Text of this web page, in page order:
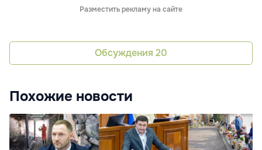
Разместить рекламу на сайте
Обсуждения 20
Похожие новости